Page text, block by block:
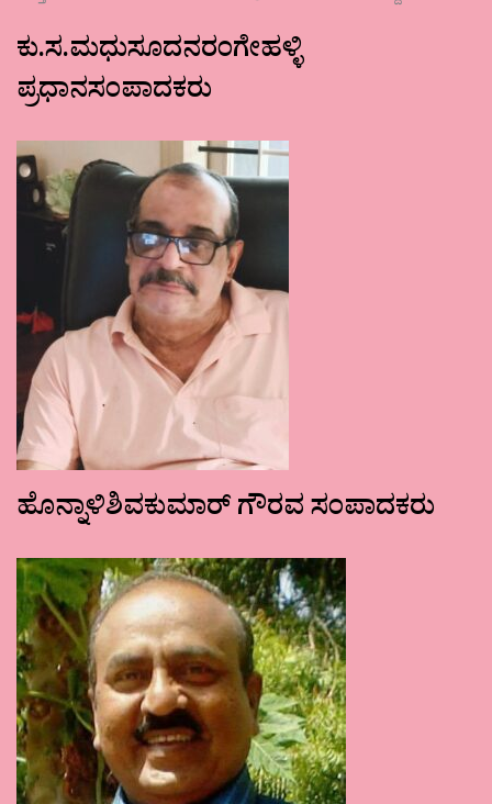
ಕು.ಸ.ಮಧುಸೂದನರಂಗೇಹಳ್ಳಿ
ಪ್ರಧಾನಸಂಪಾದಕರು
ಹೊನ್ನಾಳಿಶಿವಕುಮಾರ್ ಗೌರವ ಸಂಪಾದಕರು